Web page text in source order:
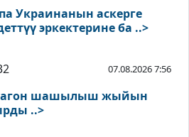
Украинанын аскерге
эркектерине ба ..>
07.08.2026 7:56
шашылыш жыйын
..>